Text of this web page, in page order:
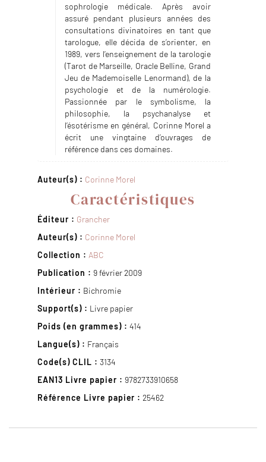
sophrologie médicale. Après avoir
assuré pendant plusieurs années des
consultations divinatoires en tant que
tarologue, elle décida de s’orienter, en
1989, vers l’enseignement de la tarologie
(Tarot de Marseille, Oracle Belline, Grand
Jeu de Mademoiselle Lenormand), de la
psychologie et de la numérologie.
Passionnée par le symbolisme, la
philosophie, la psychanalyse et
l’ésotérisme en général, Corinne Morel a
écrit une vingtaine d’ouvrages de
référence dans ces domaines.
Auteur(s) : Corinne Morel
Caractéristiques
Éditeur : Grancher
Auteur(s) : Corinne Morel
Collection : ABC
Publication : 9 février 2009
Intérieur : Bichromie
Support(s) : Livre papier
Poids (en grammes) : 414
Langue(s) : Français
Code(s) CLIL : 3134
EAN13 Livre papier : 9782733910658
Référence Livre papier : 25462